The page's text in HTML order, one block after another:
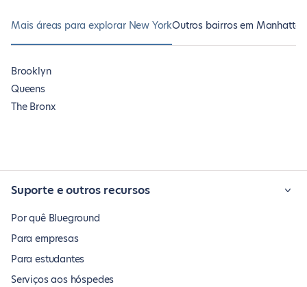
Mais áreas para explorar New YorkOutros bairros em Manhattan
Brooklyn
Queens
The Bronx
Suporte e outros recursos
Por quê Blueground
Para empresas
Para estudantes
Serviços aos hóspedes